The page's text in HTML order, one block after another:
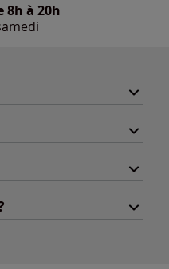
8h à 20h